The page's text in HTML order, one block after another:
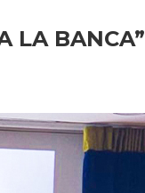
LA BANCA”